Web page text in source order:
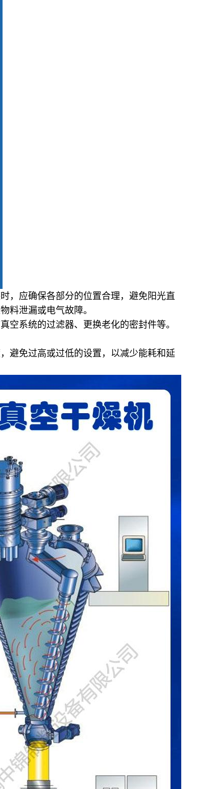
，应确保各部分的位置合理，避免阳光直
料泄漏或电气故障。
空系统的过滤器、更换老化的密封件等。
避免过高或过低的设置，以减少能耗和延